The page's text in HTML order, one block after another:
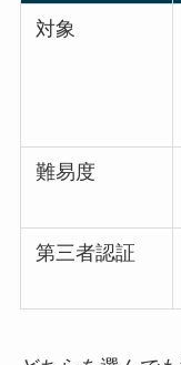
対象
難易度
第三者認証